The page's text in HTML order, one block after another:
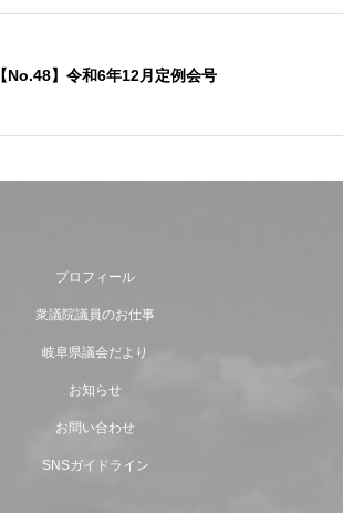
【No.48】令和6年12月定例会号
プロフィール
衆議院議員のお仕事
岐阜県議会だより
お知らせ
お問い合わせ
SNSガイドライン